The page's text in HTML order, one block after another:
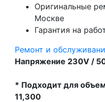
Оригинальные
Москве
Гарантия на
Ремонт и
Напряжение 230V /
* Подходит для
11,300